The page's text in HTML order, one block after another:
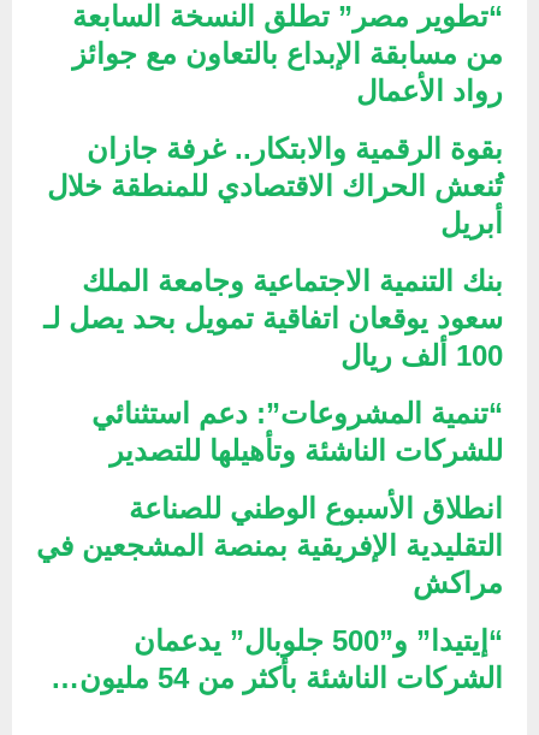
“تطوير مصر” تطلق النسخة السابعة
من مسابقة الإبداع بالتعاون مع جوائز
رواد الأعمال
بقوة الرقمية والابتكار.. غرفة جازان
تُنعش الحراك الاقتصادي للمنطقة خلال
أبريل
بنك التنمية الاجتماعية وجامعة الملك
سعود يوقعان اتفاقية تمويل بحد يصل لـ
100 ألف ريال
“تنمية المشروعات”: دعم استثنائي
للشركات الناشئة وتأهيلها للتصدير
انطلاق الأسبوع الوطني للصناعة
التقليدية الإفريقية بمنصة المشجعين في
مراكش
“إيتيدا” و”500 جلوبال” يدعمان
الشركات الناشئة بأكثر من 54 مليون…